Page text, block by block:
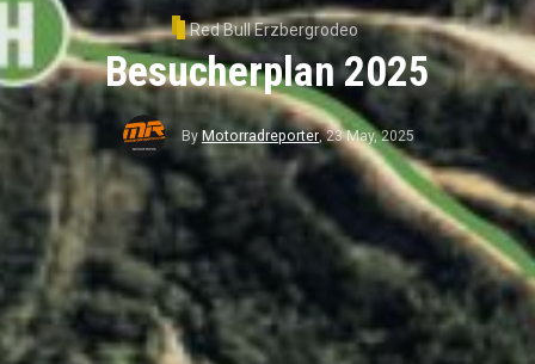
Red Bull Erzbergrodeo
Besucherplan 2025
By Motorradreporter,23 May, 2025